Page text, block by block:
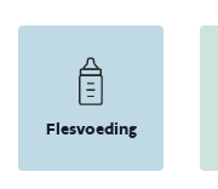
Flesvoeding